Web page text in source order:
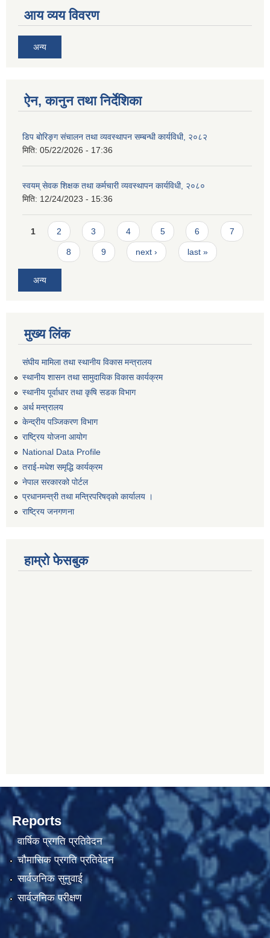
आय व्यय विवरण
अन्य
ऐन, कानुन तथा निर्देशिका
डिप बोरिङ्ग संचालन तथा व्यवस्थापन सम्बन्धी कार्यविधी, २०८२
मिति: 05/22/2026 - 17:36
स्वयम् सेवक शिक्षक तथा कर्मचारी व्यवस्थापन कार्यविधी, २०८०
मिति: 12/24/2023 - 15:36
Pages
1 2 3 4 5 6 7
8 9 next › last »
अन्य
मुख्य लिंक
संघीय मामिला तथा स्थानीय विकास मन्त्रालय
स्थानीय शासन तथा सामुदायिक विकास कार्यक्रम
स्थानीय पूर्वाधार तथा कृषि सडक विभाग
अर्थ मन्त्रालय
केन्द्रीय पञ्जिकरण विभाग
राष्ट्रिय योजना आयोग
National Data Profile
तराई-मधेश समृद्धि कार्यक्रम
नेपाल सरकारको पोर्टल
प्रधानमन्त्री तथा मन्त्रिपरिषद्को कार्यालय ।
राष्ट्रिय जनगणना
हाम्रो फेसबुक
Reports
वार्षिक प्रगति प्रतिवेदन
चौमासिक प्रगति प्रतिवेदन
सार्वजनिक सुनुवाई
सार्वजनिक परीक्षण